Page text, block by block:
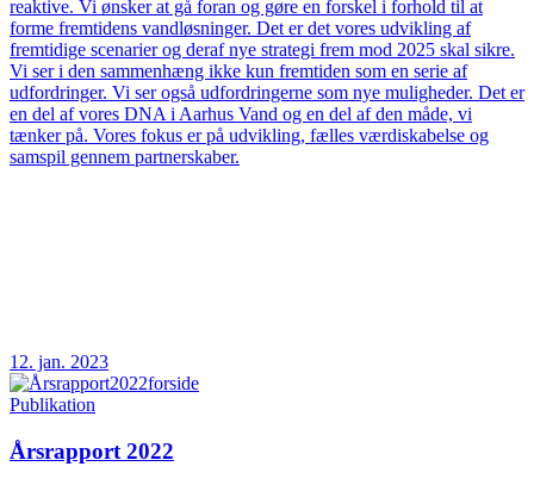
reaktive. Vi ønsker at gå foran og gøre en forskel i forhold til at
forme fremtidens vandløsninger. Det er det vores udvikling af
fremtidige scenarier og deraf nye strategi frem mod 2025 skal sikre.
Vi ser i den sammenhæng ikke kun fremtiden som en serie af
udfordringer. Vi ser også udfordringerne som nye muligheder. Det er
en del af vores DNA i Aarhus Vand og en del af den måde, vi
tænker på. Vores fokus er på udvikling, fælles værdiskabelse og
samspil gennem partnerskaber.
12. jan. 2023
Publikation
Årsrapport 2022